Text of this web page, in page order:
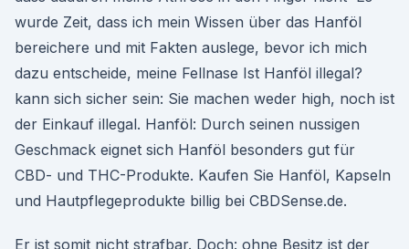
wurde Zeit, dass ich mein Wissen über das Hanföl
bereichere und mit Fakten auslege, bevor ich mich
dazu entscheide, meine Fellnase Ist Hanföl illegal?
kann sich sicher sein: Sie machen weder high, noch ist
der Einkauf illegal. Hanföl: Durch seinen nussigen
Geschmack eignet sich Hanföl besonders gut für
CBD- und THC-Produkte. Kaufen Sie Hanföl, Kapseln
und Hautpflegeprodukte billig bei CBDSense.de.
Er ist somit nicht strafbar. Doch: ohne Besitz ist der